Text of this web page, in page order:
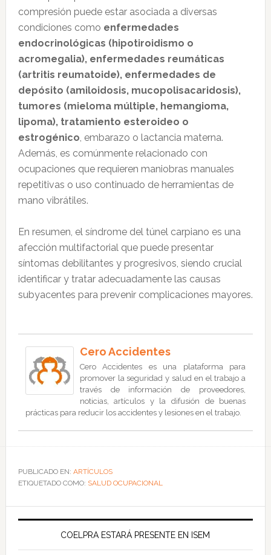
compresión puede estar asociada a diversas
condiciones como enfermedades
endocrinológicas (hipotiroidismo o
acromegalia), enfermedades reumáticas
(artritis reumatoide), enfermedades de
depósito (amiloidosis, mucopolisacaridosis),
tumores (mieloma múltiple, hemangioma,
lipoma), tratamiento esteroideo o
estrogénico, embarazo o lactancia materna.
Además, es comúnmente relacionado con
ocupaciones que requieren maniobras manuales
repetitivas o uso continuado de herramientas de
mano vibrátiles.
En resumen, el síndrome del túnel carpiano es una
afección multifactorial que puede presentar
síntomas debilitantes y progresivos, siendo crucial
identificar y tratar adecuadamente las causas
subyacentes para prevenir complicaciones mayores.
Cero Accidentes
Cero Accidentes es una plataforma para
promover la seguridad y salud en el trabajo a
través de información de proveedores,
noticias, artículos y la difusión de buenas
prácticas para reducir los accidentes y lesiones en el trabajo.
PUBLICADO EN: ARTÍCULOS
ETIQUETADO COMO: SALUD OCUPACIONAL
COELPRA ESTARÁ PRESENTE EN ISEM